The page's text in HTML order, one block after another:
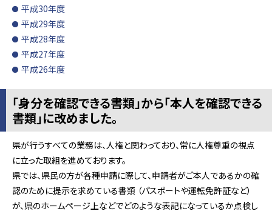
平成30年度
平成29年度
平成28年度
平成27年度
平成26年度
「身分を確認できる書類」から「本人を確認できる
書類」に改めました。
県が行うすべての業務は、人権と関わっており、常に人権尊重の視点
に立った取組を進めております。
県では、県民の方が各種申請に際して、申請者がご本人であるかの確
認のために提示を求めている書類 （パスポートや運転免許証など）
が、県のホームページ上などでどのような表記になっているか点検し